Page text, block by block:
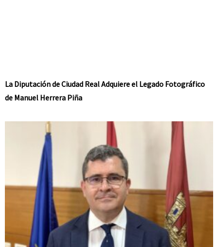
La Diputación de Ciudad Real Adquiere el Legado Fotográfico
de Manuel Herrera Piña